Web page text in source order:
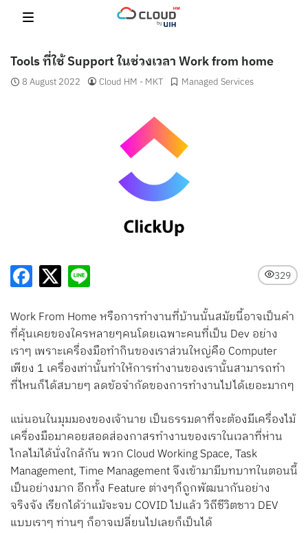
Search
for:
Tools ที่ใช้ Support ในช่วงเวลา Work from home
8 August 2022 Cloud HM - MKT Managed Services
329
Work From Home หรือการทำงานที่บ้านนั้นสมัยนี้อาจเป็นคำ
ที่คุ้นเคยของใครหลายๆคนโดยเฉพาะคนที่เป็น Dev อย่าง
เราๆ เพราะเครื่องมือทำกินของเราส่วนใหญ่คือ Computer
เพียง 1 เครื่องเท่านั้นทำให้การทำงานของเรานั้นสามารถทำ
ที่ไหนก็ได้สบายๆ ลดข้อจำกัดของการทำงานไปได้เยอะมากๆ
แน่นอนในมุมมองของเจ้านาย เป็นธรรมดาที่จะต้องมีเครื่องไม้
เครื่องมือมาคอยสอดส่องกาสรทำงานของเราในเวลาที่ห่าน
ไกลไม่ได้นั่งใกล้กัน พวก Cloud Working Space, Task
Management, Time Management จึงเข้ามามีบทบาทในตอนนี้
เป็นอย่างมาก อีกทั้ง Feature ต่างๆก็ถูกพัฒนากันอย่าง
จริงจัง เรียกได้ว่าแม้จะจบ COVID ไปแล้ว วิถีชีวิตชาว DEV
แบบเราๆ ท่านๆ ก็อาจเปลี่ยนไปเลยก็เป็นได้